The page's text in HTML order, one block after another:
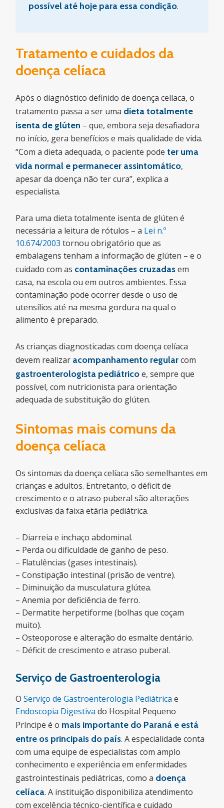
possível até hoje para essa condição.
Tratamento e cuidados da
doença celíaca
Após o diagnóstico definido de doença celíaca, o
tratamento passa a ser uma dieta totalmente
isenta de glúten – que, embora seja desafiadora
no início, gera benefícios e mais qualidade de vida.
“Com a dieta adequada, o paciente podeter uma
vida normal e permanecer assintomático,
apesar da doença não ter cura”, explica a
especialista.
Para uma dieta totalmente isenta de glúten é
necessária a leitura de rótulos – a Lei n.º
10.674/2003 tornou obrigatório que as
embalagens tenham a informação de glúten – e o
cuidado com as contaminações cruzadasem
casa, na escola ou em outros ambientes. Essa
contaminação pode ocorrer desde o uso de
utensílios até na mesma gordura na qual o
alimento é preparado.
As crianças diagnosticadas com doença celíaca
devem realizar acompanhamento regularcom
gastroenterologista pediátricoe, sempre que
possível, com nutricionista para orientação
adequada de substituição do glúten.
Sintomas mais comuns da
doença celíaca
Os sintomas da doença celíaca são semelhantes em
crianças e adultos. Entretanto, o déficit de
crescimento e o atraso puberal são alterações
exclusivas da faixa etária pediátrica.
– Diarreia e inchaço abdominal.
– Perda ou dificuldade de ganho de peso.
– Flatulências (gases intestinais).
– Constipação intestinal (prisão de ventre).
– Diminuição da musculatura glútea.
– Anemia por deficiência de ferro.
– Dermatite herpetiforme (bolhas que coçam
muito).
– Osteoporose e alteração do esmalte dentário.
– Déficit de crescimento e atraso puberal.
Serviço de Gastroenterologia
OServiço de Gastroenterologia Pediátrica e
Endoscopia Digestiva do Hospital Pequeno
Príncipe é o mais importante do Paraná e está
entre os principais do país. A especialidade conta
com uma equipe de especialistas com amplo
conhecimento e experiência em enfermidades
gastrointestinais pediátricas, como a doença
celíaca. A instituição disponibiliza atendimento
com excelência técnico-científica e cuidado